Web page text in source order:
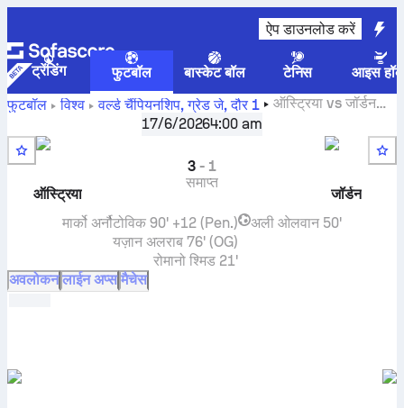
ऐप डाउनलोड करें
ट्रेंडिंग फुटबॉल बास्केट बॉल टेनिस
आइस
फुटबॉल
विश्व वर्ल्ड चैंपियनशिप, ग्रेड जे,दौर 1 ऑस्ट्रियाvs जॉर्डन
लाइव स्कोर, H2H नतीजे, स्टैंडिंग और भविष्यवाणी
17/6/20264:00 am
ऑस्ट्रिया
3- 1
समाप्त
जॉर्डन
मार्को अर्नौटोविक 90' +12 (Pen.)
यज़ान अलराब 76' (OG)
रोमानो श्मिड 21'
अली ओलवान 50'
अवलोकन लाईन अप्स मैचेस